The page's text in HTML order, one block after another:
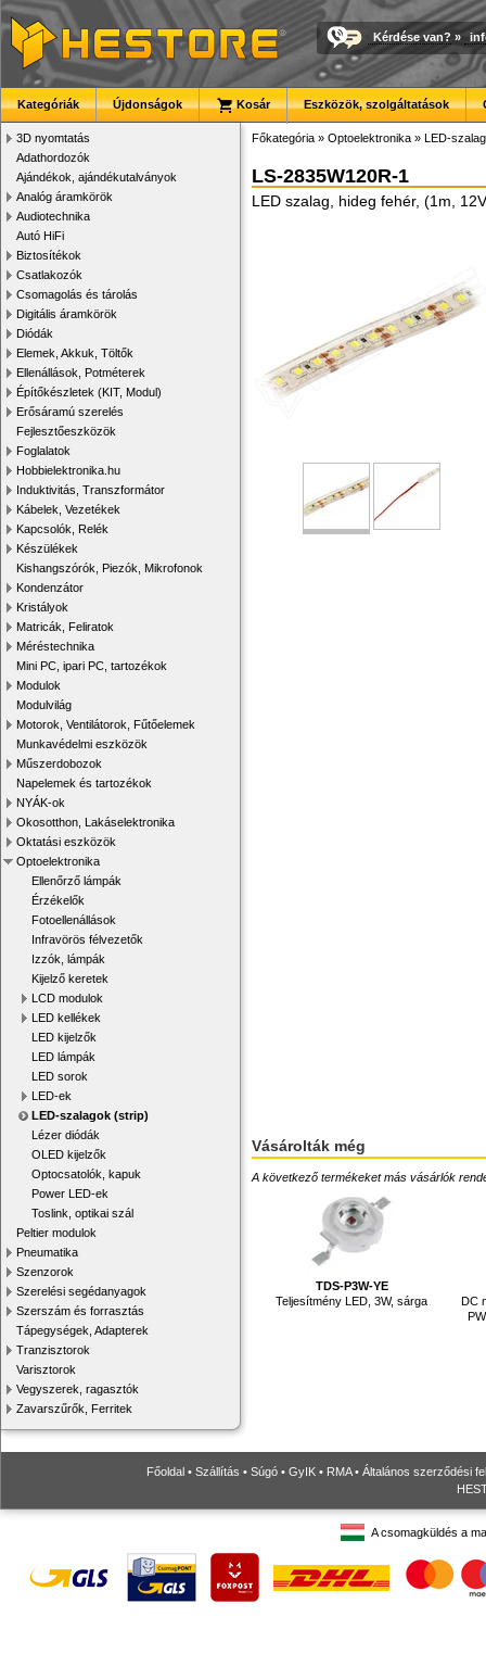
Kérdése van? »
Kategóriák Újdonságok Kosár Eszközök, szolgáltatások
3D nyomtatás
Adathordozók
Ajándékok, ajándékutalványok
Analóg áramkörök
Audiotechnika
Autó HiFi
Biztosítékok
Csatlakozók
Csomagolás és tárolás
Digitális áramkörök
Diódák
Elemek, Akkuk, Töltők
Ellenállások, Potméterek
Építőkészletek (KIT, Modul)
Erősáramú szerelés
Fejlesztőeszközök
Foglalatok
Hobbielektronika.hu
Induktivitás, Transzformátor
Kábelek, Vezetékek
Kapcsolók, Relék
Készülékek
Kishangszórók, Piezók, Mikrofonok
Kondenzátor
Kristályok
Matricák, Feliratok
Méréstechnika
Mini PC, ipari PC, tartozékok
Modulok
Modulvilág
Motorok, Ventilátorok, Fűtőelemek
Munkavédelmi eszközök
Műszerdobozok
Napelemek és tartozékok
NYÁK-ok
Okosotthon, Lakáselektronika
Oktatási eszközök
Optoelektronika
Ellenőrző lámpák
Érzékelők
Fotoellenállások
Infravörös félvezetők
Izzók, lámpák
Kijelző keretek
LCD modulok
LED kellékek
LED kijelzők
LED lámpák
LED sorok
LED-ek
LED-szalagok (strip)
Lézer diódák
OLED kijelzők
Optocsatolók, kapuk
Power LED-ek
Toslink, optikai szál
Peltier modulok
Pneumatika
Szenzorok
Szerelési segédanyagok
Szerszám és forrasztás
Tápegységek, Adapterek
Tranzisztorok
Varisztorok
Vegyszerek, ragasztók
Zavarszűrők, Ferritek
Főkategória » Optoelektronika » LED-
LS-2835W120R-1
LED szalag, hideg fehér, (1m,
Vásárolták még
A következő termékeket más vásárlók
TDS-P3W-YE
Teljesítmény LED, 3W, sárga
DC
Főoldal • Szállítás • Súgó • GyIK • RMA• Általános szerződési
A csomagküldés a